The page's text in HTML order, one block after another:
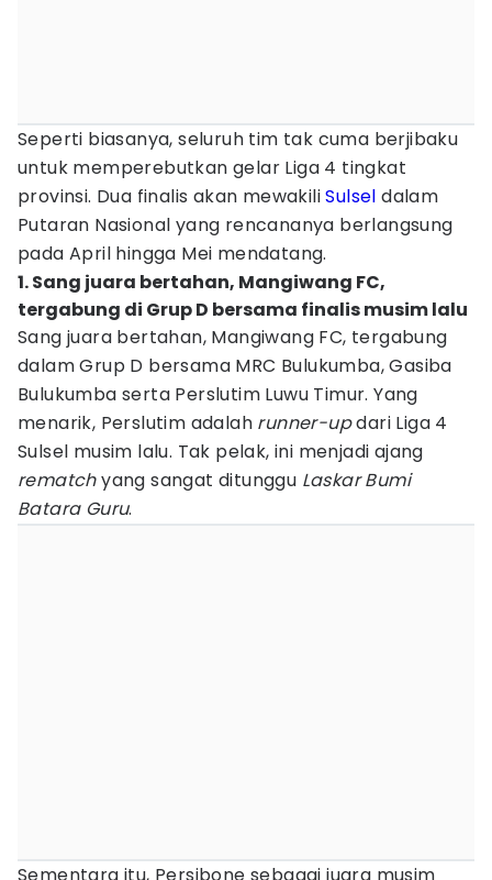
Seperti biasanya, seluruh tim tak cuma berjibaku
untuk memperebutkan gelar Liga 4 tingkat
provinsi. Dua finalis akan mewakiliSulsel dalam
Putaran Nasional yang rencananya berlangsung
pada April hingga Mei mendatang.
1. Sang juara bertahan, Mangiwang FC,
tergabung di Grup D bersama finalis musim lalu
Sang juara bertahan, Mangiwang FC, tergabung
dalam Grup D bersama MRC Bulukumba, Gasiba
Bulukumba serta Perslutim Luwu Timur. Yang
menarik, Perslutim adalah runner-updari Liga 4
Sulsel musim lalu. Tak pelak, ini menjadi ajang
rematchyang sangat ditunggu Laskar Bumi
Batara Guru.